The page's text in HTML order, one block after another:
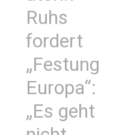
Ruhs
fordert
„Festung
Europa“:
„Es geht